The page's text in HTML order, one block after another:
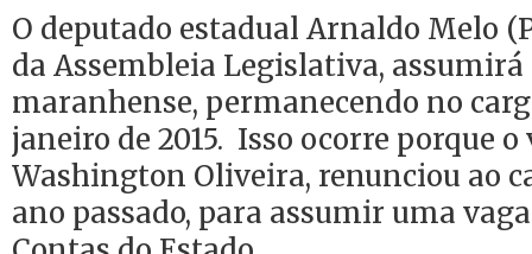
O deputado estadual Arnaldo Melo
da Assembleia Legislativa,
maranhense, permanecendo no
janeiro de 2015. Isso ocorre porque
Washington Oliveira, renunciou ao
ano passado, para assumir uma